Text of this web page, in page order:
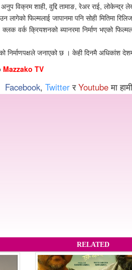
अनुप विक्रम शाही, वुद्दि तामाङ, रेअर राई,
फिल्मलाई जापानमा पनि सोही मितिमा
क्लक वर्क क्रियशनको ब्यानरमा निर्माण भएको
निर्माणपक्षले जनाएको छ । केही दिनमै अधिकांश
Mazzako TV
Facebook, TwitterरYoutubeमा
RELATED